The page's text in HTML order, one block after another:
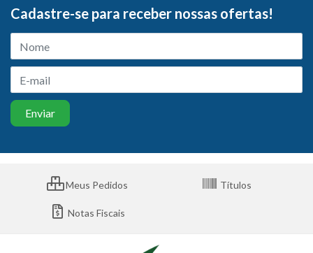
Cadastre-se para receber nossas ofertas!
Meus Pedidos Títulos
Notas Fiscais